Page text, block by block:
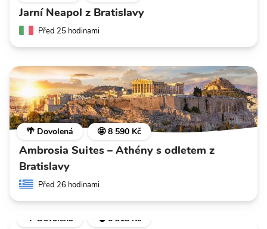
Jarní Neapol z Bratislavy
Před 25 hodinami
🌴 Dovolená 🤩 8 590 Kč
Ambrosia Suites – Athény s odletem z
Bratislavy
Před 26 hodinami
🌴 Dovolená 💣 6 318 Kč